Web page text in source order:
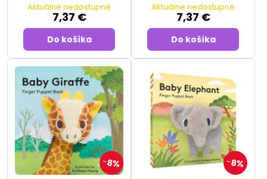
Aktuálne nedostupné
7,37 €
Do košíka
Aktuálne nedostupné
7,37 €
Do košíka
8% 8%